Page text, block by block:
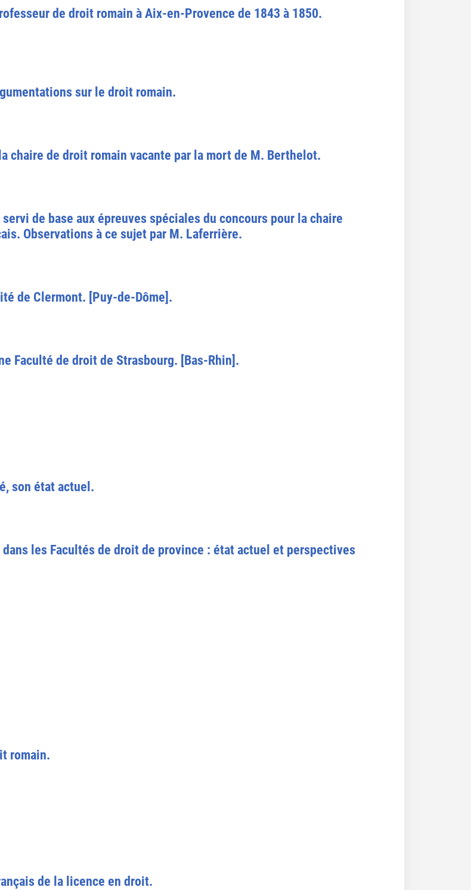
de droit romain à Aix-en-Provence de 1843 à 1850.
sur le droit romain.
chaire de droit romain vacante par la mort de M. Berthelot.
de base aux épreuves spéciales du concours pour la chaire
Observations à ce sujet par M. Laferrière.
de Clermont. [Puy-de-Dôme].
Faculté de droit de Strasbourg. [Bas-Rhin].
son état actuel.
les Facultés de droit de province : état actuel et perspectives
romain.
de la licence en droit.